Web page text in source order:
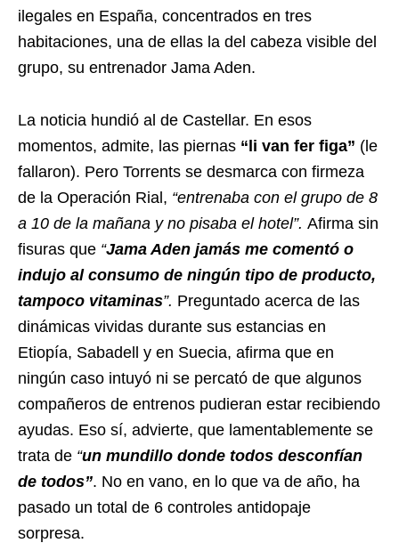
ilegales en España, concentrados en tres
habitaciones, una de ellas la del cabeza visible del
grupo, su entrenador Jama Aden.
La noticia hundió al de Castellar. En esos
momentos, admite, las piernas “li van fer figa” (le
fallaron). Pero Torrents se desmarca con firmeza
de la Operación Rial, “entrenaba con el grupo de 8
a 10 de la mañana y no pisaba el hotel”. Afirma sin
fisuras que “Jama Aden jamás me comentó o
indujo al consumo de ningún tipo de producto,
tampoco vitaminas”. Preguntado acerca de las
dinámicas vividas durante sus estancias en
Etiopía, Sabadell y en Suecia, afirma que en
ningún caso intuyó ni se percató de que algunos
compañeros de entrenos pudieran estar recibiendo
ayudas. Eso sí, advierte, que lamentablemente se
trata de “un mundillo donde todos desconfían
de todos”. No en vano, en lo que va de año, ha
pasado un total de 6 controles antidopaje
sorpresa.